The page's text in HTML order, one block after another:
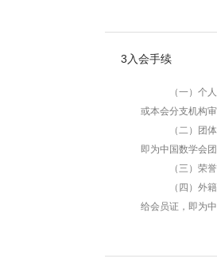
3 入会手续
（一）个人会
或本会分支机构
（二）团体会
即为中国数学会团
（三）荣誉会
（四）外籍会
给会员证，即为